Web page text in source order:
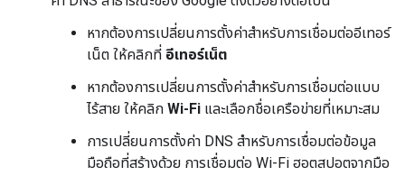
หากต้องการเปลี่ยนการตั้งค่าสำหรับการเชื่อมต่ออีเทอร์
เน็ต ให้คลิกที่ อีเทอร์เน็ต
หากต้องการเปลี่ยนการตั้งค่าสำหรับการเชื่อมต่อแบบ
ไร้สาย ให้คลิก Wi-Fi และเลือกชื่อเครือข่ายที่เหมาะสม
การเปลี่ยนการตั้งค่า DNS สำหรับการเชื่อมต่อข้อมูล
มือถือที่สร้างด้วย การเชื่อมต่อ Wi-Fi ฮอตสปอตจากมือ